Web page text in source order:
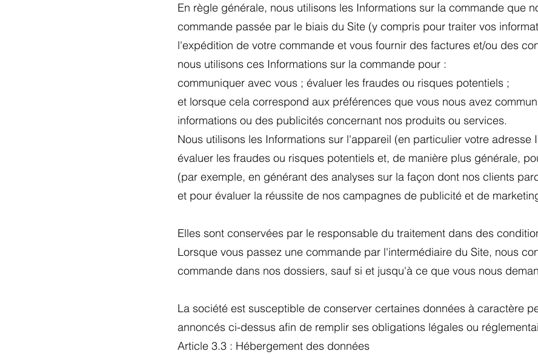
En règle générale, nous utilisons les Informations sur la commande que
commande passée par le biais du Site (y compris pour traiter vos
l'expédition de votre commande et vous fournir des factures et/ou des
nous utilisons ces Informations sur la commande pour :
communiquer avec vous ; évaluer les fraudes ou risques potentiels ;
et lorsque cela correspond aux préférences que vous nous avez
informations ou des publicités concernant nos produits ou services.
Nous utilisons les Informations sur l'appareil (en particulier votre adresse
évaluer les fraudes ou risques potentiels et, de manière plus générale,
(par exemple, en générant des analyses sur la façon dont nos clients
et pour évaluer la réussite de nos campagnes de publicité et de
Elles sont conservées par le responsable du traitement dans des
Lorsque vous passez une commande par l'intermédiaire du Site, nous
commande dans nos dossiers, sauf si et jusqu'à ce que vous nous
La société est susceptible de conserver certaines données à caractère
annoncés ci-dessus afin de remplir ses obligations légales ou
Article 3.3 : Hébergement des données